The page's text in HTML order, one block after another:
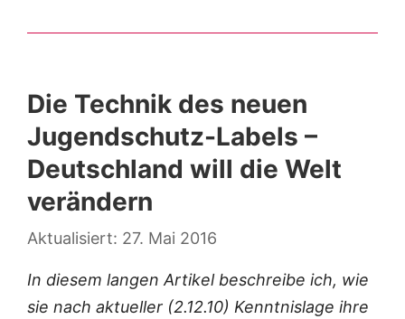
Die Technik des neuen
Jugendschutz-Labels –
Deutschland will die Welt
verändern
27. Mai 2016
In diesem langen Artikel beschreibe ich, wie
sie nach aktueller (2.12.10) Kenntnislage ihre